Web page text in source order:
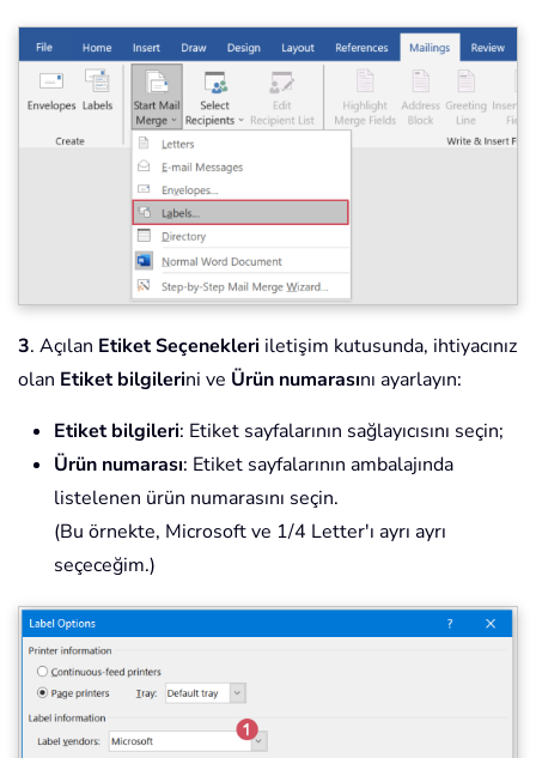
3. Açılan Etiket Seçenekleri iletişim kutusunda, ihtiyacınız
olan Etiket bilgilerini ve Ürün numarasını ayarlayın:
Etiket bilgileri: Etiket sayfalarının sağlayıcısını seçin;
Ürün numarası: Etiket sayfalarının ambalajında
listelenen ürün numarasını seçin.
(Bu örnekte, Microsoft ve 1/4 Letter'ı ayrı ayrı
seçeceğim.)